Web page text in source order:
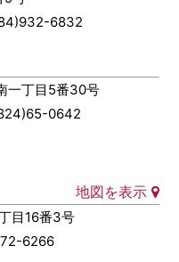
6832
一丁目5番30号
0642
地図を表示
目16番3号
6266